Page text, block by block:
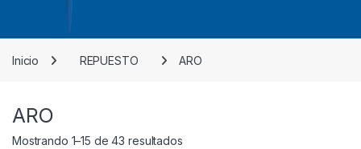
Inicio REPUESTO ARO
ARO
Mostrando 1–15 de 43 resultados